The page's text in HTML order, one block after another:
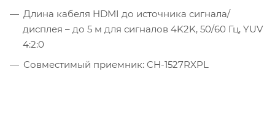
Длина кабеля HDMI до источника сигнала/
дисплея – до 5 м для сигналов 4K2K, 50/60 Гц, YUV
4:2:0
Совместимый приемник: CH-1527RXPL